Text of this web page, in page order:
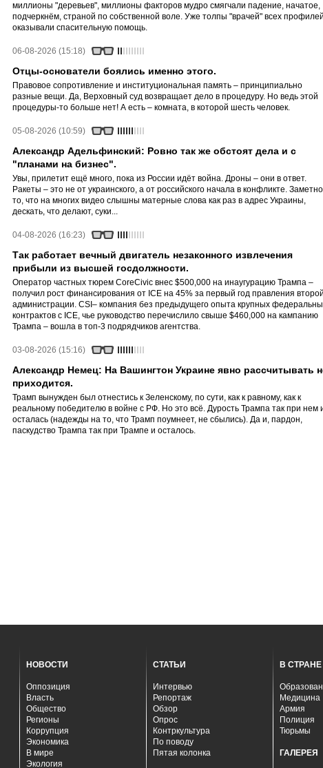
миллионы "деревьев", миллионы факторов мудро смягчали падение, начатое,
подчеркнём, страной по собственной воле. Уже толпы "врачей" всех
оказывали спасительную помощь.
06-08-2026 (15:18)
Отцы-основатели боялись именно этого.
Правовое сопротивление и институциональная память – принципиально
разные вещи. Да, Верховный суд возвращает дело в процедуру. Но ведь этой
процедуры-то больше нет! А есть – комната, в которой шесть человек.
05-08-2026 (10:59)
Александр Адельфинский: Ровно так же обстоят дела и с
"планами на бизнес".
Увы, прилетит ещё много, пока из России идёт война. Дроны – они в ответ.
Ракеты – это не от украинского, а от российского начала в конфликте.
то, что на многих видео слышны матерные слова как раз в адрес Украины,
дескать, что делают, суки...
04-08-2026 (16:23)
Так работает вечный двигатель незаконного извлечения
прибыли из высшей госдолжности.
Оператор частных тюрем CoreCivic внес $500,000 на инаугурацию Трампа –
получил рост финансирования от ICE на 45% за первый год правления
администрации. CSI– компания без предыдущего опыта крупных
контрактов с ICE, чье руководство перечислило свыше $460,000 на кампанию
Трампа – вошла в топ-3 подрядчиков агентства.
03-08-2026 (15:16)
Александр Немец: На Вашингтон Украине явно рассчитывать
приходится.
Трамп вынужден был отнестись к Зеленскому, по сути, как к равному, как к
реальному победителю в войне с РФ. Но это всё. Дурость Трампа так при нем
осталась (надежды на то, что Трамп поумнеет, не сбылись). Да и, пардон,
паскудство Трампа так при Трампе и осталось.
НОВОСТИ
Оппозиция
Власть
Общество
Регионы
Коррупция
Экономика
В мире
Экология
СТАТЬИ
Интервью
Репортаж
Обзор
Опрос
Контркультура
По поводу
Пятая колонка
В СТРАНЕ
Медицина
Армия
Полиция
Тюрьмы
ГАЛЕРЕЯ